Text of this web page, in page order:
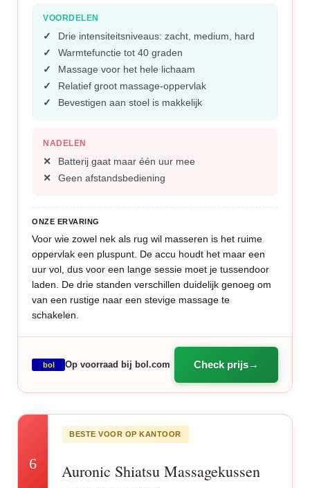
VOORDELEN
Drie intensiteitsniveaus: zacht, medium, hard
Warmtefunctie tot 40 graden
Massage voor het hele lichaam
Relatief groot massage-oppervlak
Bevestigen aan stoel is makkelijk
NADELEN
Batterij gaat maar één uur mee
Geen afstandsbediening
ONZE ERVARING
Voor wie zowel nek als rug wil masseren is het ruime
oppervlak een pluspunt. De accu houdt het maar een
uur vol, dus voor een lange sessie moet je tussendoor
laden. De drie standen verschillen duidelijk genoeg om
van een rustige naar een stevige massage te
schakelen.
bol Op voorraad bij bol.com Check prijs
6
BESTE VOOR OP KANTOOR
Auronic Shiatsu Massagekussen